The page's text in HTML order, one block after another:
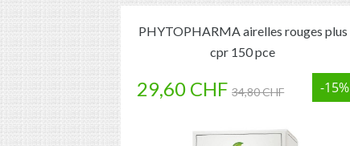
PHYTOPHARMA airelles rouges plus
cpr 150 pce
29,60 CHF 34,80 CHF -15%